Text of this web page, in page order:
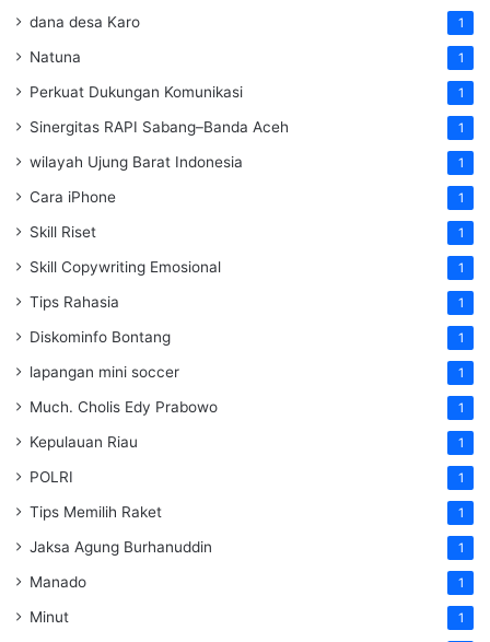
dana desa Karo 1
Natuna 1
Perkuat Dukungan Komunikasi 1
Sinergitas RAPI Sabang–Banda Aceh 1
wilayah Ujung Barat Indonesia 1
Cara iPhone 1
Skill Riset 1
Skill Copywriting Emosional 1
Tips Rahasia 1
Diskominfo Bontang 1
lapangan mini soccer 1
Much. Cholis Edy Prabowo 1
Kepulauan Riau 1
POLRI 1
Tips Memilih Raket 1
Jaksa Agung Burhanuddin 1
Manado 1
Minut 1